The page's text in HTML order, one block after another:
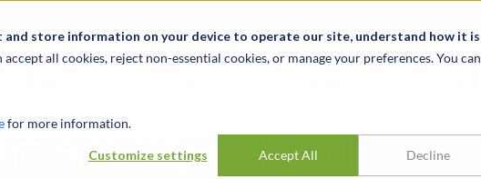
store information on your device to operate our site, understand how it is
accept all cookies, reject non-essential cookies, or manage your preferences. You can
for more information.
Customize settings Accept All Decline
商外部塑料业务剥